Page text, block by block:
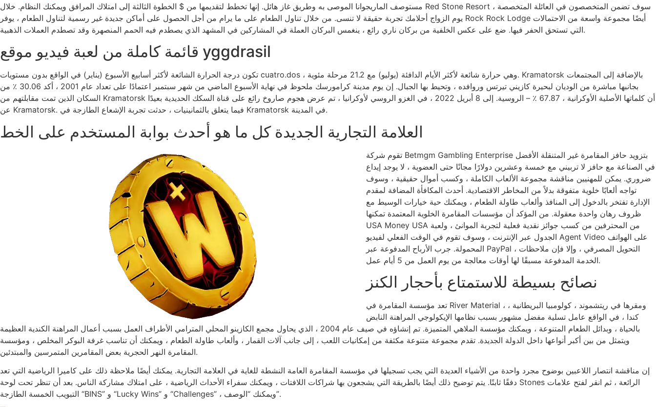
مستوصف الماريجوانا الموصى به وطريق غاز هائل. إنها تخطط لتقديمها من $ الخطوة الثالثة إلى امتلاك المرافق ويمكنك النظام. خلال Red Stone Resort ، سوف تضمن المتخصصون في العائلة المتخصصة
يوم الزواج أحلامك تجربة حقيقة لا تنسى. من خلال تناول الطعام على ما يرام من أجل الحصول على أماكن جديدة غير رسمية لتناول الطعام ، يوفر Rock Rock Lodge أيضًا مجموعة واسعة من الاحتمالات
التي تستحق الحفر فيها. ضع على عكس الخلفية من بركان ناري رائع ، ينغمس البركان العملة في المشاركين في المشهد الذي يصطدم فيه الحمم المنصهرة وقد تصطدم العملات الذهبية.
قائمة كاملة من لعبة فيديو موقع yggdrasil
تكون درجة الحرارة الشائعة لأكثر أسابيع الأسبوع (يناير) في الواقع بدون مستويات cuatro.dos ، وهي حرارة شائعة لأكثر الأيام الدافئة (يوليو) مع 21.2 مرحلة مئوية. Kramatorsk بالإضافة إلى المجتمعات
بجانبها مباشرة من الوديان لبحيرة كازيني تيرتس وروافده ، وتحيط بها الجبال. إن يوم مدينة كرامورسك ملحوظ في نهاية الأسبوع الماضي من شهر سبتمبر اعتمادًا على تعداد عام 2001 ، أكد 30.06 ٪ من
السكان الذين تمت مقابلتهم من Kramatorsk أن كلماتها الأصلية الأوكرانية ، 67.87 ٪ – الروسية. إلى 8 أبريل 2022 ، في الغزو الروسي لأوكرانيا ، تم عرض هجوم صاروخ رائع على قناة السكك الحديدية بعيدًا
عن Kramatorsk. فيما يتعلق بالثمانينيات ، حدثت تجربة الإشعاع الطازجة في Kramatorsk في المدينة.
العلامة التجارية الجديدة كل ما هو أحدث بوابة المستخدم على الخط
تقوم شركة Betmgm Gambling Enterprise بتزويد حافز المقامرة غير المتنقلة الأفضل
في الصناعة مع حافز لا تربيني مع خمسة وعشرين دولارًا مجانًا حتى العضوية ، لا يوجد إيداع
ضروري. يمكن للمهنيين مناقشة مجموعة الألعاب الكاملة ، وكسب أموال حقيقية ، وسوف
تواجه ألعابًا خلوية متفوقة بدلاً من المخاطر الاقتصادية. أحدث المكافأة المضافة لمقدم
الإدارة تفتخر بالدخول إلى المنافذ وألعاب طاولة الطعام ، ويمكنك حية خيارات الوسيط مع
ظروف رهان واحدة معقولة. من المؤكد أن مؤسسات المقامرة الخلوية المعتمدة تمكنها
USA Money USA من المحترفين من كسب جوائز نقدية فعلية لتجربة الموانئ ، ولعبة
الجدول عبر الإنترنت ، وسوف تقوم في الوقت الفعلي لفيديو Agent Video على الهواتف
المحمولة. جرب الأرباح المدفوعة عبر PayPal ، التحويل المصرفي ، وإلا فإن ملاحظات
الخدمة المدفوعة مسبقًا لها أوقات معالجة من يوم العمل من 5 أيام عمل.
نصائح بسيطة للاستمتاع بأحجار الكنز
تعد مؤسسة المقامرة في River Material ، ومقرها في ريتشموند ، كولومبيا البريطانية ،
كندا ، في الواقع عامل تسلية مفضل مشهور بسبب نظامها الإيكولوجي المراهنة النابض
بالحياة ، وبدائل الطعام المتنوعة ، ويمكنك مؤسسة الملاهي المتميزة. تم إنشاؤه في صيف عام 2004 ، الذي يحاول مجمع الكازينو المحلي المترامي الأطراف العمل بسبب أعمال المراهنة الكندية العظيمة
ويتمثل من بين أكبر أنواعها داخل الدولة الجديدة. تقدم مجموعة متنوعة مكثفة من إمكانيات اللعب ، إلى جانب آلات القمار ، وألعاب طاولة الطعام ، ويمكنك أن تناسب غرفة البوكر المخلص ، ومؤسسة
المقامرة النهر الحجرية بعض المقامرين المتمرسين والمبتدئين.
إن مناقشة انتصار اللاعبين بوضوح مجرد واحدة من الأشياء العديدة التي يجب تسجيلها في مؤسسة المقامرة العامة النشطة للغاية في العلامة التجارية. يمكنك أيضًا ملاحظة ذلك على كاميرا الرياضية التي تعد
دفقًا ثابتًا. يتم توضيح ذلك أيضًا بالطريقة التي يشجعون بها شراكات اللافتات ، ويمكنك سفراء الأحداث الرياضية ، على امتلاك مشاركة الناس. بعد أن تنظر تحت لوحة Stones الرائعة ، ثم انقر لفتح علامات
التبويب الخمسة الطازجة “BINS” و “Lucky Wins” و “Challenges” ، ويمكنك “الوصف”.